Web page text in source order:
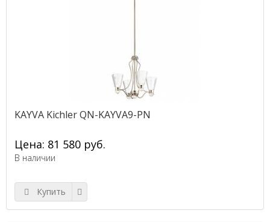
KAYVA Kichler QN-KAYVA9-PN
Цена: 81 580 руб.
В наличии
Купить